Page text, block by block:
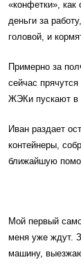
«конфетки», как
деньги за
головой, и
Примерно за
сейчас
ЖЭКи пускают в
Иван раздает
контейнеры,
ближайшую
Мой первый
меня уже ждут.
машину,